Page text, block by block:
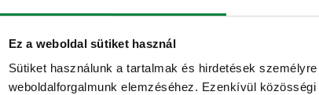
Ez a weboldal sütiket használ
Sütiket használunk a tartalmak és hirdetések
weboldalforgalmunk elemzéséhez. Ezenkívül
Állandó